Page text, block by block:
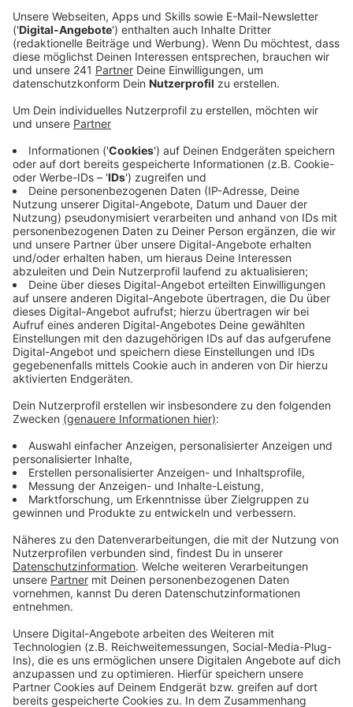
beschlossen.
Veröffentlicht:Montag, 01.06.2026 15:02
Anzeige
Auswirkungen in Leverkusen
Anzeige
Dumping-Preise verhindern und einen fairen
Wettbewerb schaffen: Die Stadt Köln hat
festgesetzt, dass Anbieter wie Uber und Bolt ab
sofort nur noch maximal 20 Prozent günstiger sein
dürfen als Taxisunternehmen. Das gilt für alle
Fahrdienste, die in der App aus Köln gebucht werden.
Gleichzeitig steigen auch die Taxi-Tarife in unserer
Nachbarstadt: Die Grundgebühr steigt auf 4,90 Euro,
der Kilometerpreis auf 2,90 Euro. In Leverkusen ist
Taxi fahren etwas günstiger – bei uns ist die Gebühr
70 bzw. 30 Cent günstiger.
Anzeige
Mehr Nachrichten aus Leverkusen
Anzeige
Nach JVA-Skandal: Strengere Regeln in Gefängnissen
Blutspender in Leverkusen gesucht